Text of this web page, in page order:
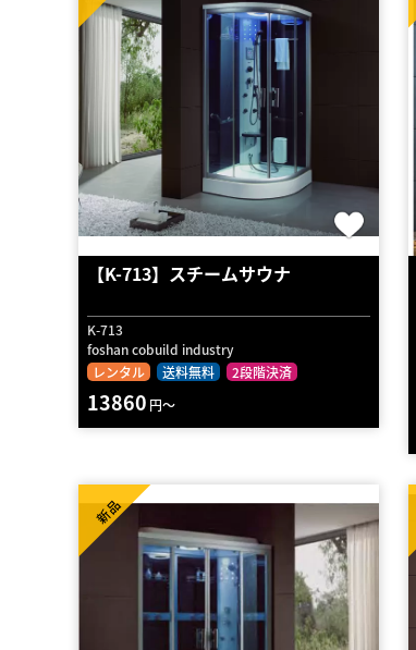
【K-713】スチームサウナ
K-713
foshan cobuild industry
レンタル
送料無料 2段階決済
13860 円～
新品